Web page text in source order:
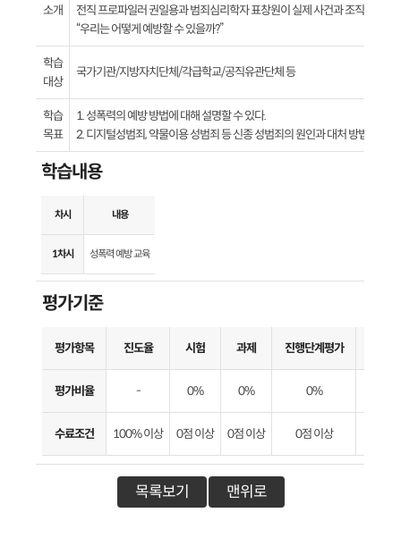
소개
전직 프로파일러 권일용과 범죄심리학자 표창원이 실제 사건과 조직 내 관
“우리는 어떻게 예방할 수 있을까?”
학습
대상
국가기관/지방자치단체/각급학교/공직유관단체 등
학습
목표
1. 성폭력의 예방 방법에 대해 설명할 수 있다.
2. 디지털성범죄, 약물이용 성범죄 등 신종 성범죄의 원인과 대처 방법에 대
학습내용
차시 내용
1차시 성폭력 예방 교육
평가기준
평가항목 진도율 시험 과제 진행단계평가
평가비율 - 0% 0% 0%
수료조건 100% 이상 0점 이상 0점 이상 0점 이상
목록보기 맨위로